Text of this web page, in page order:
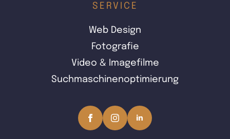
SERVICE
Web Design
Fotografie
Video & Imagefilme
Suchmaschinenoptimierung